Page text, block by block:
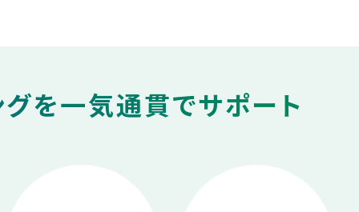
を一気通貫でサポート